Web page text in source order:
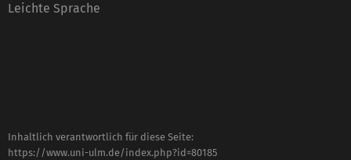
Leichte Sprache
Inhaltlich verantwortlich für diese Seite:
https://www.uni-ulm.de/index.php?id=80185